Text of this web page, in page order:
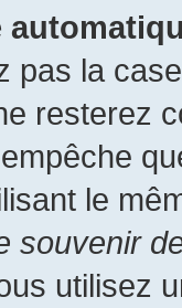
pas la
resterez
le
souvenir
utilisez